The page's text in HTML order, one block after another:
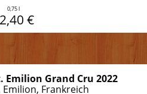
0,75 l
€
Emilion Grand Cru 2022
Frankreich